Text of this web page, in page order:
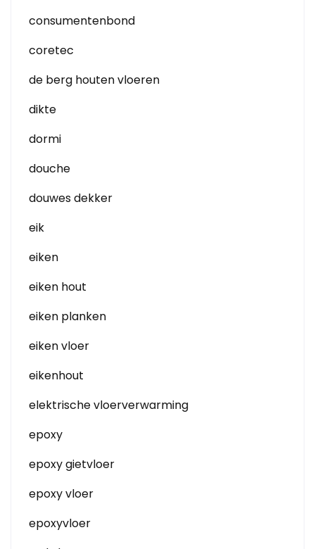
consumentenbond
coretec
de berg houten vloeren
dikte
dormi
douche
douwes dekker
eik
eiken
eiken hout
eiken planken
eiken vloer
eikenhout
elektrische vloerverwarming
epoxy
epoxy gietvloer
epoxy vloer
epoxyvloer